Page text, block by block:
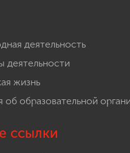
деятельность
деятельности
жизнь
об образовательной
ссылки